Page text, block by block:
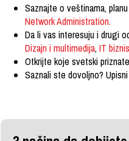
Saznajte o veštinama,
Network Administration.
Da li vas interesuju i drugi
Dizajn i multimedija, IT biznis
Otkrijte koje svetski priznate
Saznali ste dovoljno?